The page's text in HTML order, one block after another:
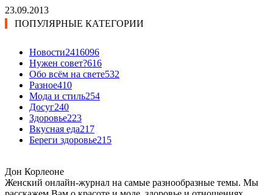
23.09.2013
ПОПУЛЯРНЫЕ КАТЕГОРИИ
Новости2416096
Нужен совет?616
Обо всём на свете532
Разное410
Мода и стиль254
Досуг240
Здоровье223
Вкусная еда217
Береги здоровье215
Дон Корлеоне
Женский онлайн-журнал на самые разнообразные темы. Мы